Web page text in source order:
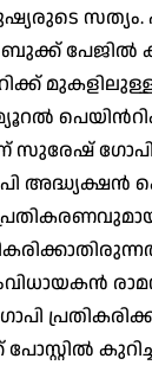
പേജിൽ
സുരേഷ്
അദ്ധ്യക്ഷൻ